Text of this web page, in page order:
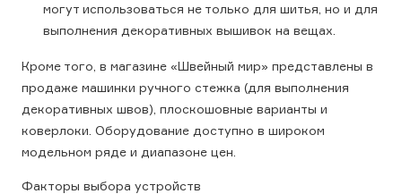
могут использоваться не только для шитья, но и для
выполнения декоративных вышивок на вещах.
Кроме того, в магазине «Швейный мир» представлены в
продаже машинки ручного стежка (для выполнения
декоративных швов), плоскошовные варианты и
коверлоки. Оборудование доступно в широком
модельном ряде и диапазоне цен.
Факторы выбора устройств